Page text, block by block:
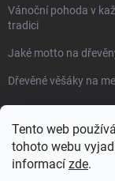
Tento web
tohoto webu
informací zde.
Vánoční pohoda v
tradici
Jaké motto na
Dřevěné věšáky na
PŘIJÍMÁME